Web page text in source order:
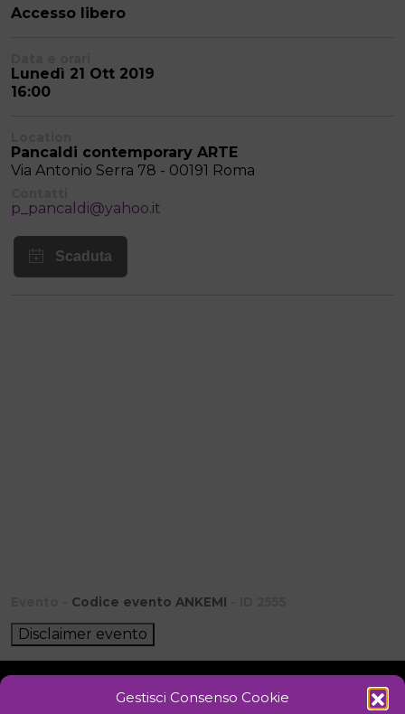
Gestisci Consenso Cookie
Accesso libero
Lunedì 21 Ott 2019
16:00
Pancaldi contemporary ARTE
Via Antonio Serra 78 - 00191 Roma
p_pancaldi@yahoo.it
Codice evento ANKEMI
Disclaimer evento